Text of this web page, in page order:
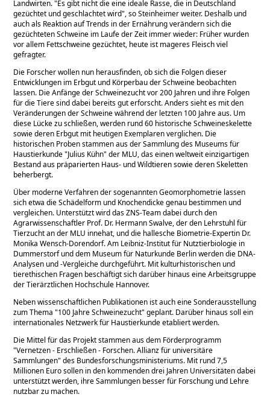
Landwirten. Es gibt nicht die eine ideale Rasse, die in Deutschland
gezüchtet und geschlachtet wird , so Steinheimer weiter. Deshalb und
auch als Reaktion auf Trends in der Ernährung verändern sich die
gezüchteten Schweine im Laufe der Zeit immer wieder: Früher wurden
vor allem Fettschweine gezüchtet, heute ist mageres Fleisch viel
gefragter.
Die Forscher wollen nun herausfinden, ob sich die Folgen dieser
Entwicklungen im Erbgut und Körperbau der Schweine beobachten
lassen. Die Anfänge der Schweinezucht vor 200 Jahren und ihre Folgen
für die Tiere sind dabei bereits gut erforscht. Anders sieht es mit den
Veränderungen der Schweine während der letzten 100 Jahre aus. Um
diese Lücke zu schließen, werden rund 60 historische Schweineskelette
sowie deren Erbgut mit heutigen Exemplaren verglichen. Die
historischen Proben stammen aus der Sammlung des Museums für
Haustierkunde Julius Kühn der MLU, das einen weltweit einzigartigen
Bestand aus präparierten Haus- und Wildtieren sowie deren Skeletten
beherbergt.
Über moderne Verfahren der sogenannten Geomorphometrie lassen
sich etwa die Schädelform und Knochendicke genau bestimmen und
vergleichen. Unterstützt wird das ZNS-Team dabei durch den
Agrarwissenschaftler Prof. Dr. Hermann Swalve, der den Lehrstuhl für
Tierzucht an der MLU innehat, und die hallesche Biometrie-Expertin Dr.
Monika Wensch-Dorendorf. Am Leibniz-Institut für Nutztierbiologie in
Dummerstorf und dem Museum für Naturkunde Berlin werden die DNA-
Analysen und -Vergleiche durchgeführt. Mit kulturhistorischen und
tierethischen Fragen beschäftigt sich darüber hinaus eine Arbeitsgruppe
der Tierärztlichen Hochschule Hannover.
Neben wissenschaftlichen Publikationen ist auch eine Sonderausstellung
zum Thema 100 Jahre Schweinezucht geplant. Darüber hinaus soll ein
internationales Netzwerk für Haustierkunde etabliert werden.
Die Mittel für das Projekt stammen aus dem Förderprogramm
Vernetzen - Erschließen - Forschen. Allianz für universitäre
Sammlungen des Bundesforschungsministeriums. Mit rund 7,5
Millionen Euro sollen in den kommenden drei Jahren Universitäten dabei
unterstützt werden, ihre Sammlungen besser für Forschung und Lehre
nutzbar zu machen.